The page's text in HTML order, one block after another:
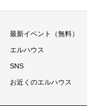
最新イベント（無料）
エルハウス
SNS
お近くのエルハウス